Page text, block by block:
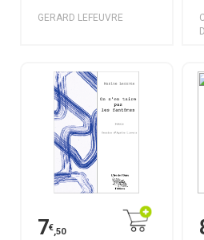
GERARD LEFEUVRE
7€,50